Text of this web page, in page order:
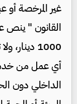
غير المرخصة أو
القانون " ينص
أي عمل من
الداخلي دون